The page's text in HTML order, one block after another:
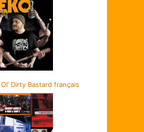
Dirty Bastard français